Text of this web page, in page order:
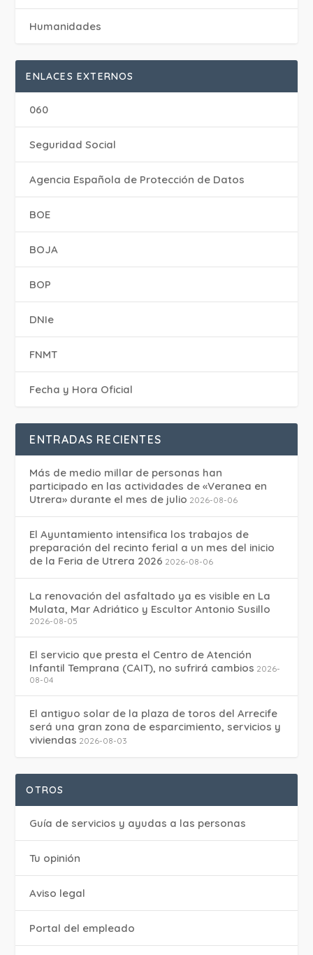
Humanidades
ENLACES EXTERNOS
060
Seguridad Social
Agencia Española de Protección de Datos
BOE
BOJA
BOP
DNIe
FNMT
Fecha y Hora Oficial
ENTRADAS RECIENTES
Más de medio millar de personas han
participado en las actividades de «Veranea en
Utrera» durante el mes de julio 2026-08-06
El Ayuntamiento intensifica los trabajos de
preparación del recinto ferial a un mes del inicio
de la Feria de Utrera 2026 2026-08-06
La renovación del asfaltado ya es visible en La
Mulata, Mar Adriático y Escultor Antonio Susillo
2026-08-05
El servicio que presta el Centro de Atención
Infantil Temprana (CAIT), no sufrirá cambios 2026-
08-04
El antiguo solar de la plaza de toros del Arrecife
será una gran zona de esparcimiento, servicios y
viviendas 2026-08-03
OTROS
Guía de servicios y ayudas a las personas
Tu opinión
Aviso legal
Portal del empleado